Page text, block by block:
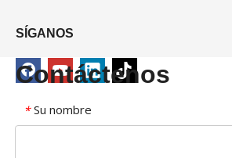
SÍGANOS
Contáctenos
* Su nombre